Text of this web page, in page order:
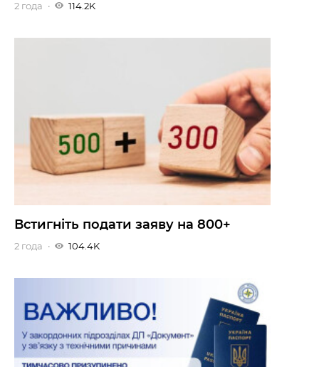
2 года 114.2K
Встигніть подати заяву на 800+
2 года 104.4K